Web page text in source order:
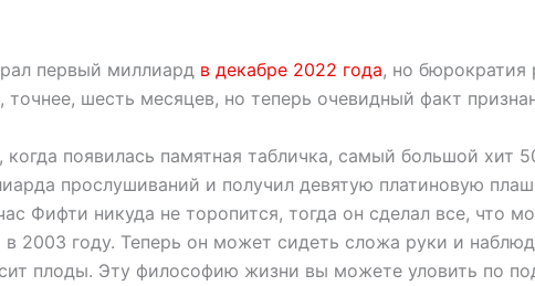
первый миллиард в декабре 2022 года, но бюрократия
точнее, шесть месяцев, но теперь очевидный факт
появилась памятная табличка, самый большой хит
прослушиваний и получил девятую платиновую
Фифти никуда не торопится, тогда он сделал все, что
2003 году. Теперь он может сидеть сложа руки и
плоды. Эту философию жизни вы можете уловить по